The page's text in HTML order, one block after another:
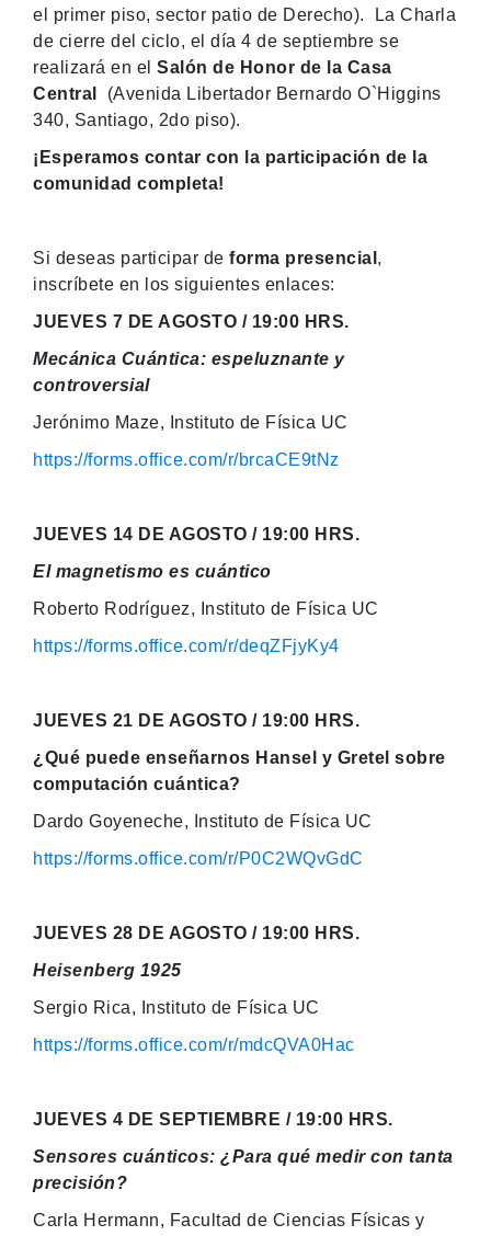
el primer piso, sector patio de Derecho). La Charla
de cierre del ciclo, el día 4 de septiembre se
realizará en el Salón de Honor de la Casa
Central
(Avenida Libertador Bernardo O`Higgins
340, Santiago, 2do piso).
¡Esperamos contar con la participación de la
comunidad completa!
Si deseas participar de forma presencial ,
inscríbete en los siguientes enlaces:
JUEVES 7 DE AGOSTO / 19:00 HRS.
Mecánica Cuántica: espeluznante y
controversial
Jerónimo Maze, Instituto de Física UC
https://forms.office.com/r/brcaCE9tNz
JUEVES 14 DE AGOSTO / 19:00 HRS.
El magnetismo es cuántico
Roberto Rodríguez, Instituto de Física UC
https://forms.office.com/r/deqZFjyKy4
JUEVES 21 DE AGOSTO / 19:00 HRS.
¿Qué puede enseñarnos Hansel y Gretel sobre
computación cuántica?
Dardo Goyeneche, Instituto de Física UC
https://forms.office.com/r/P0C2WQvGdC
JUEVES 28 DE AGOSTO / 19:00 HRS.
Heisenberg 1925
Sergio Rica, Instituto de Física UC
https://forms.office.com/r/mdcQVA0Hac
JUEVES 4 DE SEPTIEMBRE / 19:00 HRS.
Sensores cuánticos: ¿Para qué medir con tanta
precisión?
Carla Hermann, Facultad de Ciencias Físicas y